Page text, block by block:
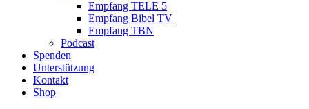
Empfang TELE 5
Empfang Bibel TV
Empfang TBN
Podcast
Spenden
Unterstützung
Kontakt
Shop